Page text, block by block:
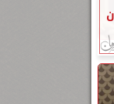
21 الآن